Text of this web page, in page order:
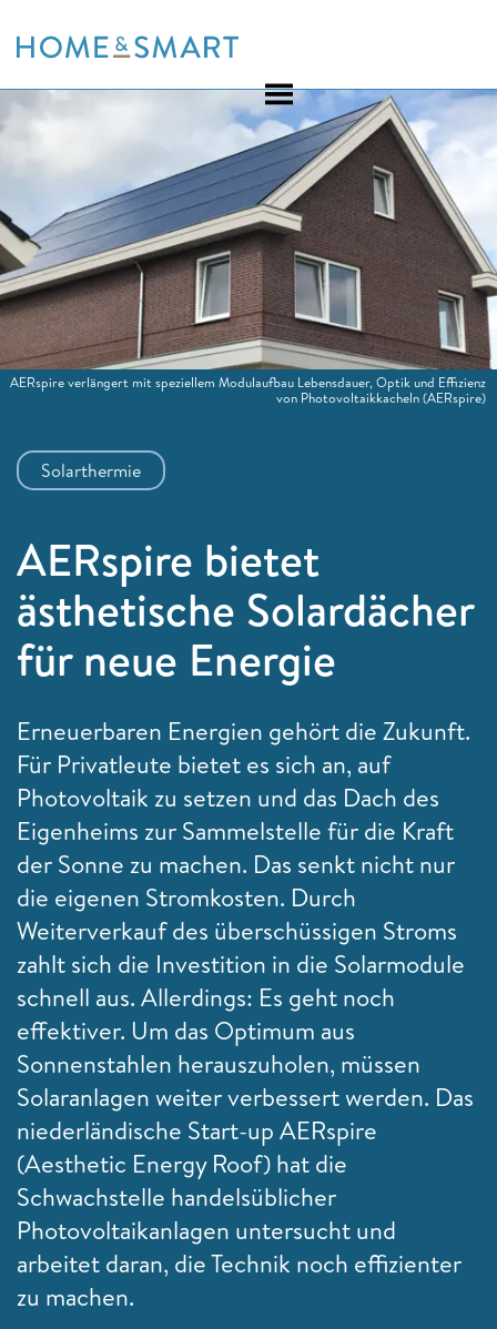
to
Solarthermie
AERspire bietet
ästhetische Solardächer
für neue Energie
Erneuerbaren Energien gehört die Zukunft.
Für Privatleute bietet es sich an, auf
Photovoltaik zu setzen und das Dach des
Eigenheims zur Sammelstelle für die Kraft
der Sonne zu machen. Das senkt nicht nur
die eigenen Stromkosten. Durch
Weiterverkauf des überschüssigen Stroms
zahlt sich die Investition in die Solarmodule
schnell aus. Allerdings: Es geht noch
effektiver. Um das Optimum aus
Sonnenstahlen herauszuholen, müssen
Solaranlagen weiter verbessert werden. Das
niederländische Start-up AERspire
(Aesthetic Energy Roof) hat die
Schwachstelle handelsüblicher
Photovoltaikanlagen untersucht und
arbeitet daran, die Technik noch effizienter
zu machen.
AERspire verlängert mit speziellem Modulaufbau Lebensdauer, Optik und Effizienz
von Photovoltaikkacheln(AERspire)